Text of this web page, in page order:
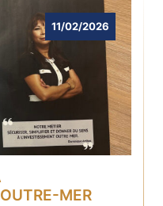
11/02/2026
MER